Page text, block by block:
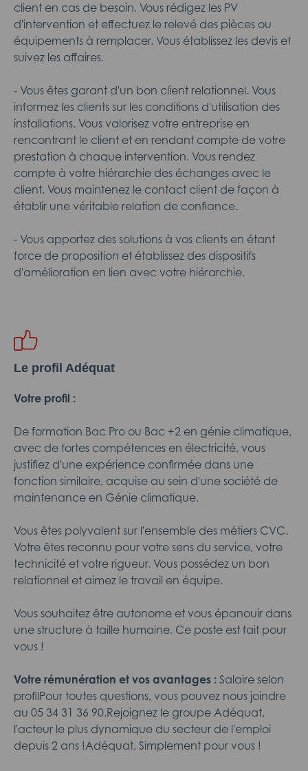
client en cas de besoin. Vous rédigez les PV
d'intervention et effectuez le relevé des pièces ou
équipements à remplacer. Vous établissez les devis et
suivez les affaires.
- Vous êtes garant d'un bon client relationnel. Vous
informez les clients sur les conditions d'utilisation des
installations. Vous valorisez votre entreprise en
rencontrant le client et en rendant compte de votre
prestation à chaque intervention. Vous rendez
compte à votre hiérarchie des échanges avec le
client. Vous maintenez le contact client de façon à
établir une véritable relation de confiance.
- Vous apportez des solutions à vos clients en étant
force de proposition et établissez des dispositifs
d'amélioration en lien avec votre hiérarchie.
Le profil Adéquat
Votre profil :
De formation Bac Pro ou Bac +2 en génie climatique,
avec de fortes compétences en électricité, vous
justifiez d'une expérience confirmée dans une
fonction similaire, acquise au sein d'une société de
maintenance en Génie climatique.
Vous êtes polyvalent sur l'ensemble des métiers CVC.
Votre êtes reconnu pour votre sens du service, votre
technicité et votre rigueur. Vous possédez un bon
relationnel et aimez le travail en équipe.
Vous souhaitez être autonome et vous épanouir dans
une structure à taille humaine. Ce poste est fait pour
vous !
Votre rémunération et vos avantages : Salaire selon
profilPour toutes questions, vous pouvez nous joindre
au 05 34 31 36 90.Rejoignez le groupe Adéquat,
l'acteur le plus dynamique du secteur de l'emploi
depuis 2 ans !Adéquat, Simplement pour vous !